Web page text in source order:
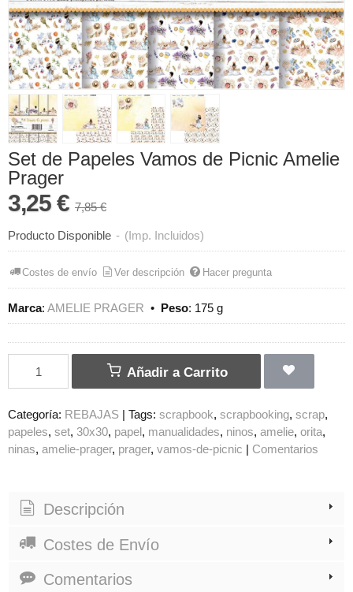
Set de Papeles Vamos de Picnic Amelie
Prager
3,25 € 7,85 €
Producto Disponible - (Imp. Incluidos)
Costes de envío Ver descripción Hacer pregunta
Marca: AMELIE PRAGER • Peso: 175 g
Añadir a Carrito
Categoría: REBAJAS | Tags: scrapbook scrapbooking scrap
papeles set 30x30 papel manualidades ninos amelie orita
ninas amelie-prager prager vamos-de-picnic | Comentarios
Descripción
Costes de Envío
Comentarios